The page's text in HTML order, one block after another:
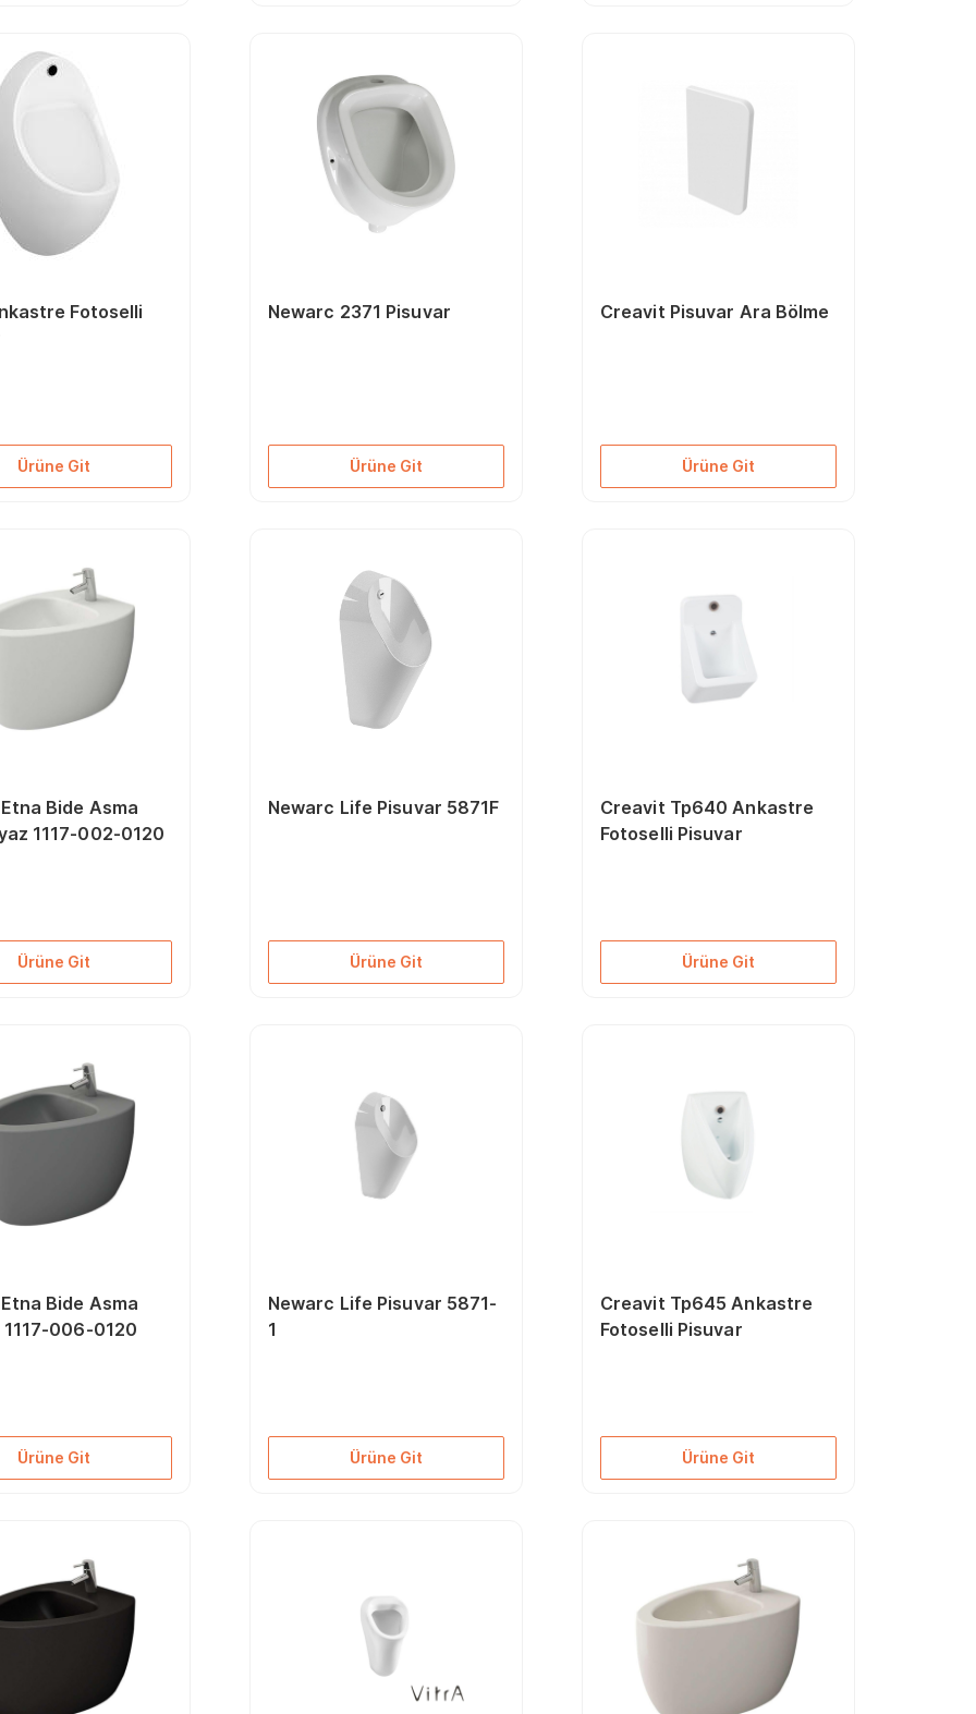
Fotoselli
Ürüne Git
Newarc 2371 Pisuvar
Ürüne Git
Creavit Pisuvar Ara Bölme
Ürüne Git
Bide Asma
1117-002-0120
Ürüne Git
Newarc Life Pisuvar 5871F
Ürüne Git
Creavit Tp640 Ankastre
Fotoselli Pisuvar
Ürüne Git
Bide Asma
1117-006-0120
Ürüne Git
Newarc Life Pisuvar 5871-
1
Ürüne Git
Creavit Tp645 Ankastre
Fotoselli Pisuvar
Ürüne Git